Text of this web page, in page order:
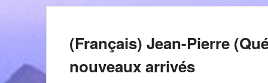
(Français) Jean-Pierre
nouveaux arrivés